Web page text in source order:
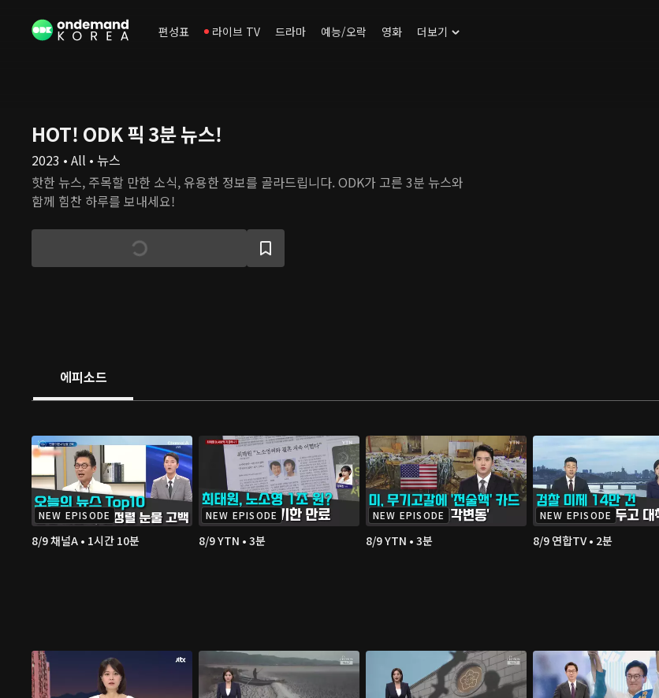
편성표 라이브 TV 드라마 예능/오락 영화 더보기
HOT! ODK 픽 3분 뉴스!
2023 • All • 뉴스
핫한 뉴스, 주목할 만한 소식, 유용한 정보를 골라드립니다. ODK가 고른 3분 뉴스와
함께 힘찬 하루를 보내세요!
에피소드
NEW EPISODE
8/9 채널A • 1시간 10분
NEW EPISODE
8/9 YTN • 3분
NEW EPISODE
8/9 YTN • 3분
NEW EPISODE
8/9 연합TV • 2분